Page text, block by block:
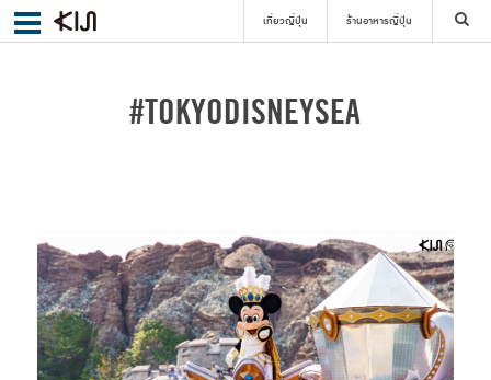
เที่ยวญี่ปุ่น ร้านอาหารญี่ปุ่น
ค้นหา
#TOKYODISNEYSEA